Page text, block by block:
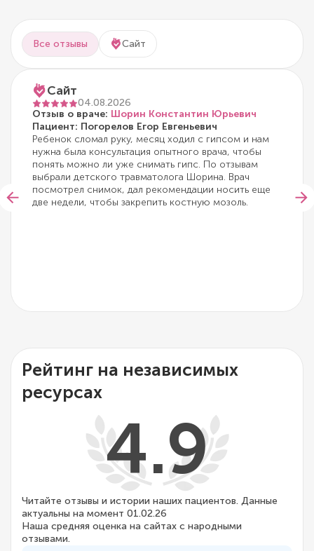
Все отзывы Сайт
Сайт
04.08.2026
Отзыв о враче: Шорин Константин Юрьевич
Пациент: Погорелов Егор Евгеньевич
Ребенок сломал руку, месяц ходил с гипсом и нам
нужна была консультация опытного врача, чтобы
понять можно ли уже снимать гипс. По отзывам
выбрали детского травматолога Шорина. Врач
посмотрел снимок, дал рекомендации носить еще
две недели, чтобы закрепить костную мозоль.
Рейтинг на независимых
ресурсах
4.9
Читайте отзывы и истории наших пациентов. Данные
актуальны на момент 01.02.26
Наша средняя оценка на сайтах с народными
отзывами.